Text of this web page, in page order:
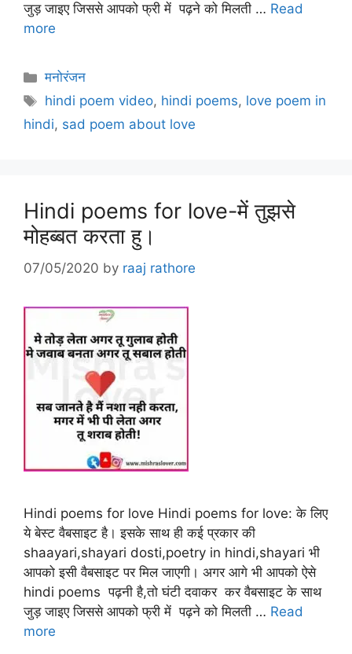
जुड़ जाइए जिससे आपको फ्री में पढ़ने को मिलती … Read
more
Categories
मनोरंजन
Tags
hindi poem video, hindi poems, love poem in
hindi, sad poem about love
Hindi poems for love-में तुझसे
मोहब्बत करता हु।
07/05/2020 by raaj rathore
Hindi poems for love Hindi poems for love: के लिए
ये बेस्ट वैबसाइट है। इसके साथ ही कई प्रकार की
shaayari,shayari dosti,poetry in hindi,shayari भी
आपको इसी वैबसाइट पर मिल जाएगी। अगर आगे भी आपको ऐसे
hindi poems पढ़नी है,तो घंटी दवाकर कर वैबसाइट के साथ
जुड़ जाइए जिससे आपको फ्री में पढ़ने को मिलती … Read
more